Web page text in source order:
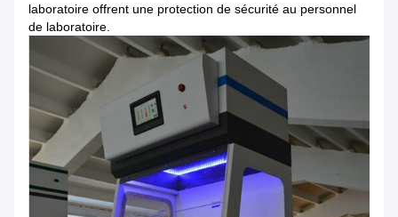
laboratoire offrent une protection de sécurité au personnel
de laboratoire.